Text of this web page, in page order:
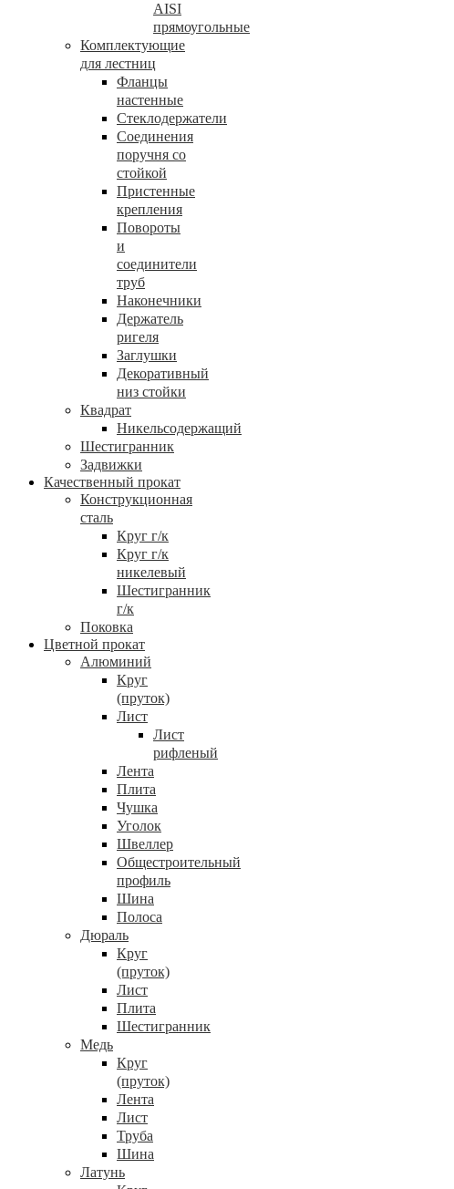
AISI
прямоугольные
Комплектующие
для лестниц
Фланцы
настенные
Стеклодержатели
Соединения
поручня со
стойкой
Пристенные
крепления
Повороты
и
соединители
труб
Наконечники
Держатель
ригеля
Заглушки
Декоративный
низ стойки
Квадрат
Никельсодержащий
Шестигранник
Задвижки
Качественный прокат
Конструкционная
сталь
Круг г/к
Круг г/к
никелевый
Шестигранник
г/к
Поковка
Цветной прокат
Алюминий
Круг
(пруток)
Лист
Лист
рифленый
Лента
Плита
Чушка
Уголок
Швеллер
Общестроительный
профиль
Шина
Полоса
Дюраль
Круг
(пруток)
Лист
Плита
Шестигранник
Медь
Круг
(пруток)
Лента
Лист
Труба
Шина
Латунь